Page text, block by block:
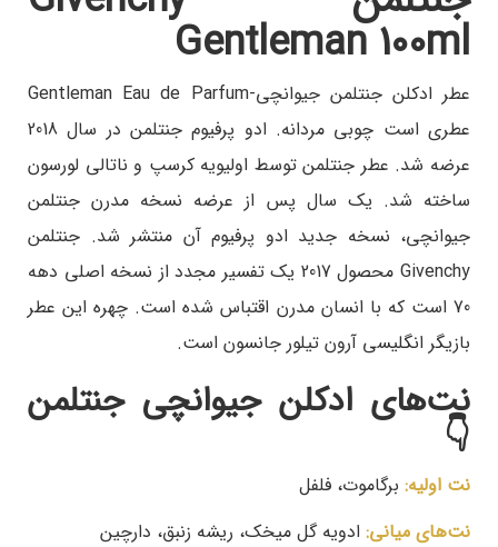
Gentleman 100ml
عطر ادکلن جنتلمن جیوانچی-Gentleman Eau de Parfum
عطری است چوبی مردانه. ادو پرفیوم جنتلمن در سال 2018
عرضه شد. عطر جنتلمن توسط اولیویه کرسپ و ناتالی لورسون
ساخته شد. یک سال پس از عرضه نسخه مدرن جنتلمن
جیوانچی، نسخه جدید ادو پرفیوم آن منتشر شد. جنتلمن
Givenchy محصول 2017 یک تفسیر مجدد از نسخه اصلی دهه
70 است که با انسان مدرن اقتباس شده است. چهره این عطر
بازیگر انگلیسی آرون تیلور جانسون است.
نت‌های ادکلن جیوانچی جنتلمن
👇
نت اولیه: برگاموت، فلفل
نت‌های میانی: ادویه گل میخک، ریشه زنبق، دارچین